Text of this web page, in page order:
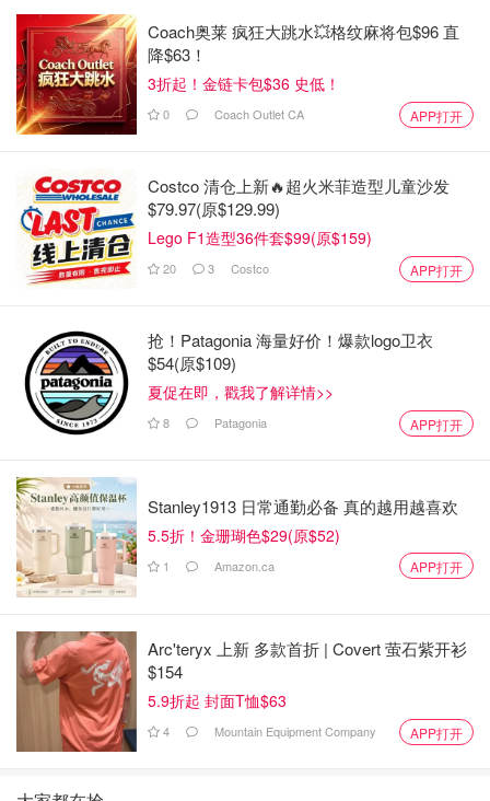
Coach奥莱 疯狂大跳水💥格纹麻将包$96 直
降$63！
3折起！金链卡包$36 史低！
0 Coach Outlet CA APP打开
Costco 清仓上新🔥超火米菲造型儿童沙发
$79.97(原$129.99)
Lego F1造型36件套$99(原$159)
20 3 Costco APP打开
抢！Patagonia 海量好价！爆款logo卫衣
$54(原$109)
夏促在即，戳我了解详情>>
8 Patagonia APP打开
Stanley1913 日常通勤必备 真的越用越喜欢
5.5折！金珊瑚色$29(原$52)
1 Amazon.ca APP打开
Arc'teryx 上新 多款首折 | Covert 萤石紫开衫
$154
5.9折起 封面T恤$63
4 Mountain Equipment Company APP打开